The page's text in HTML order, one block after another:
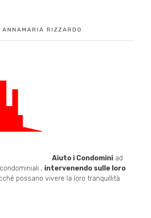
ANNAMARIA RIZZARDO
Aiuto i Condominiad
, intervenendo sulle loro
possano vivere la loro tranquillità